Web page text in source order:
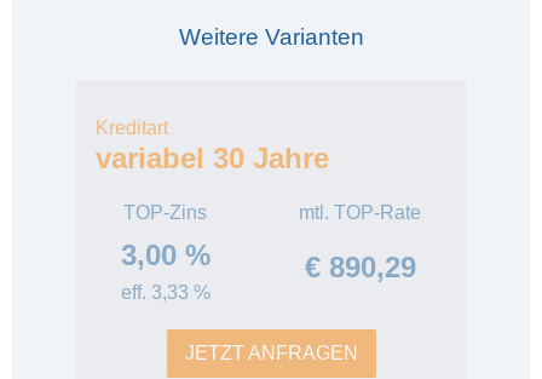
Weitere Varianten
Kreditart
variabel 30 Jahre
TOP-Zins
3,00 %
eff. 3,33 %
mtl. TOP-Rate
€ 890,29
JETZT ANFRAGEN